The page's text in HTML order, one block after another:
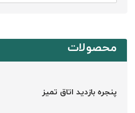
محصولات
پنجره بازدید اتاق تمیز